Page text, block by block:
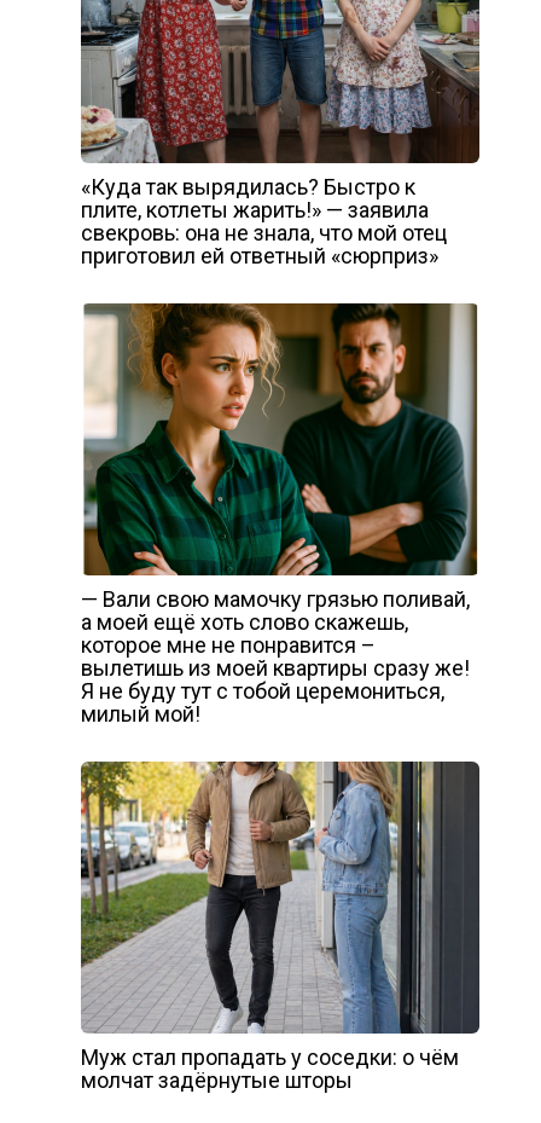
«Куда так вырядилась? Быстро к
плите, котлеты жарить!» — заявила
свекровь: она не знала, что мой отец
приготовил ей ответный «сюрприз»
— Вали свою мамочку грязью поливай,
а моей ещё хоть слово скажешь,
которое мне не понравится –
вылетишь из моей квартиры сразу же!
Я не буду тут с тобой церемониться,
милый мой!
Муж стал пропадать у соседки: о чём
молчат задёрнутые шторы